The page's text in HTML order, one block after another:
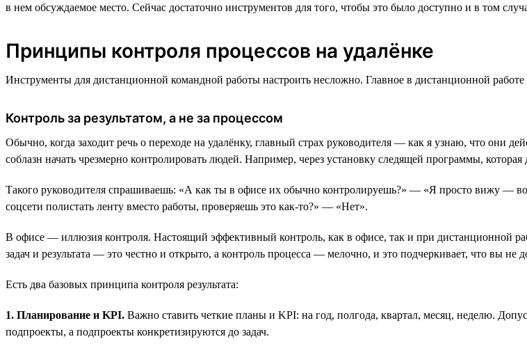
в нем обсуждаемое место. Сейчас достаточно инструментов для того, чтобы это было доступно и в том
Принципы контроля процессов на удалёнке
Инструменты для дистанционной командной работы настроить несложно. Главное в дистанционной
Контроль за результатом, а не за процессом
Обычно, когда заходит речь о переходе на удалёнку, главный страх руководителя — как я узнаю, что они
соблазн начать чрезмерно контролировать людей. Например, через установку следящей программы,
Такого руководителя спрашиваешь: «А как ты в офисе их обычно контролируешь?» — «Я просто вижу —
соцсети полистать ленту вместо работы, проверяешь это как-то?» — «Нет».
В офисе — иллюзия контроля. Настоящий эффективный контроль, как в офисе, так и при дистанционной
задач и результата — это честно и открыто, а контроль процесса — мелочно, и это подчеркивает, что вы не
Есть два базовых принципа контроля результата:
1. Планирование и KPI. Важно ставить четкие планы и KPI: на год, полгода, квартал, месяц, неделю.
подпроекты, а подпроекты конкретизируются до задач.